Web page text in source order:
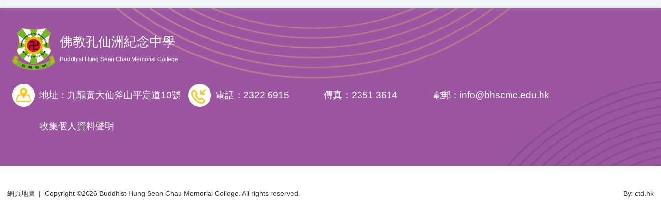
佛教孔仙洲紀念中學
Buddhist Hung Sean Chau Memorial College
地址：九龍黃大仙斧山平定道10號 電話：2322 6915 傳真：2351 3614 電郵： info@bhscmc.edu.hk
收集個人資料聲明
網頁地圖 | Copyright ©2026 Buddhist Hung Sean Chau Memorial College. All rights reserved. By: ctd.hk